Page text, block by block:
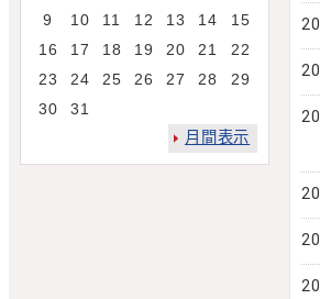
9
10 11 12 13 14
15
16
17 18 19 20 21
22
23
24 25 26 27 28
29
30
31
月間表示